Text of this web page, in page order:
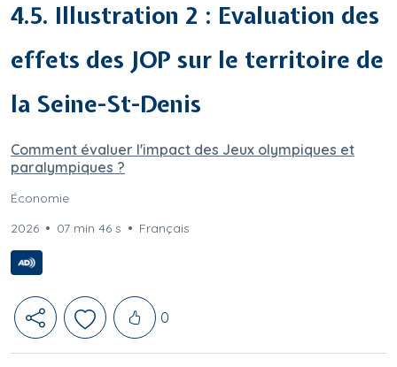
4.5. Illustration 2 : Evaluation des
effets des JOP sur le territoire de
la Seine-St-Denis
Comment évaluer l'impact des Jeux olympiques et
paralympiques ?
Économie
2026
07 min 46 s Français
Likes
0